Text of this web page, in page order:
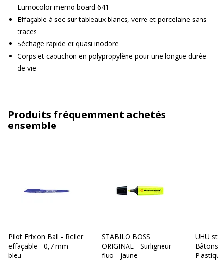
Lumocolor memo board 641
Effaçable à sec sur tableaux blancs, verre et porcelaine sans
traces
Séchage rapide et quasi inodore
Corps et capuchon en polypropylène pour une longue durée
de vie
Produits fréquemment achetés
ensemble
Pilot Frixion Ball - Roller
effaçable - 0,7 mm -
bleu
STABILO BOSS
ORIGINAL - Surligneur
fluo - jaune
UHU